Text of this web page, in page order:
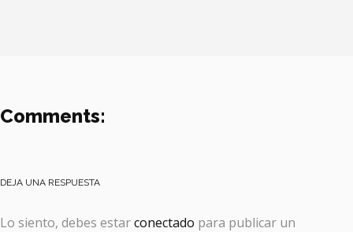
Comments:
DEJA UNA RESPUESTA
Lo siento, debes estarconectado para publicar un